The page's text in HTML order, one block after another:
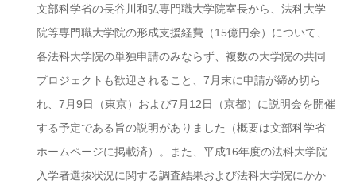
文部科学省の長谷川和弘専門職大学院室長から、法科大学
院等専門職大学院の形成支援経費（15億円余）について、
各法科大学院の単独申請のみならず、複数の大学院の共同
プロジェクトも歓迎されること、7月末に申請が締め切ら
れ、7月9日（東京）および7月12日（京都）に説明会を開催
する予定である旨の説明がありました（概要は文部科学省
ホームページに掲載済）。また、平成16年度の法科大学院
入学者選抜状況に関する調査結果および法科大学院にかか